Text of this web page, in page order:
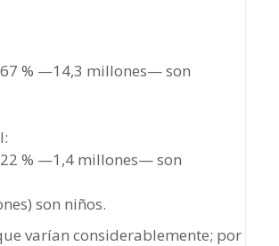
% —14,3 millones— son
% —1,4 millones— son
son niños.
varían considerablemente; por